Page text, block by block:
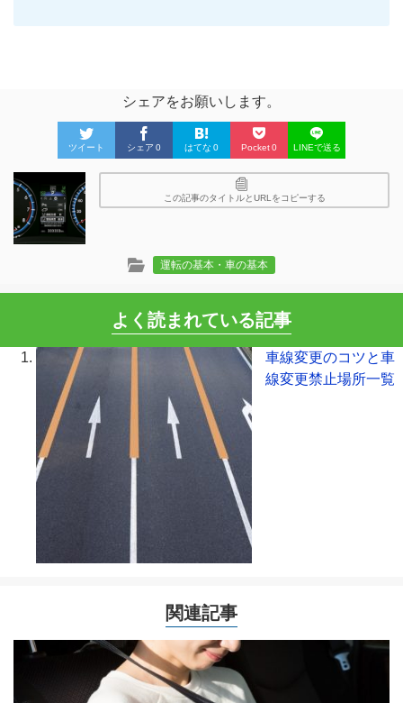
シェアをお願いします。
ツイート シェア 0 はてな 0 Pocket0 LINEで送る
この記事のタイトルとURLをコピーする
運転の基本・車の基本
よく読まれている記事
車線変更のコツと車
線変更禁止場所一覧
関連記事